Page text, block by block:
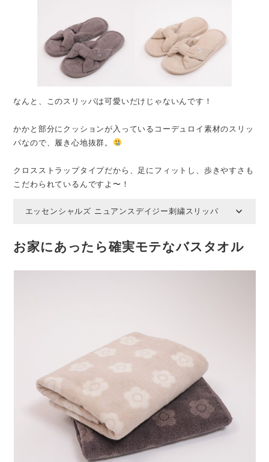
なんと、このスリッパは可愛いだけじゃないんです！
かかと部分にクッションが入っているコーデュロイ素材のスリッ
パなので、履き心地抜群。
クロスストラップタイプだから、足にフィットし、歩きやすさも
こだわられているんですよ〜！
エッセンシャルズ ニュアンスデイジー刺繍スリッパ
お家にあったら確実モテなバスタオル